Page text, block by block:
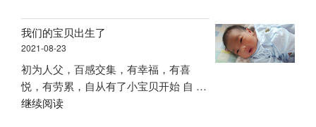
的
第
一
天”
我们的宝贝出生了
2021-08-23
初为人父，百感交集，有幸福，有喜
悦，有劳累，自从有了小宝贝开始 自 …
继续阅读“我